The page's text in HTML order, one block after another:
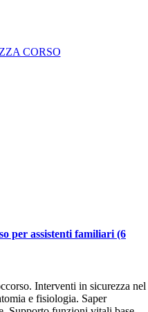
CORSO
per assistenti familiari (6
Interventi in sicurezza nel
e fisiologia. Saper